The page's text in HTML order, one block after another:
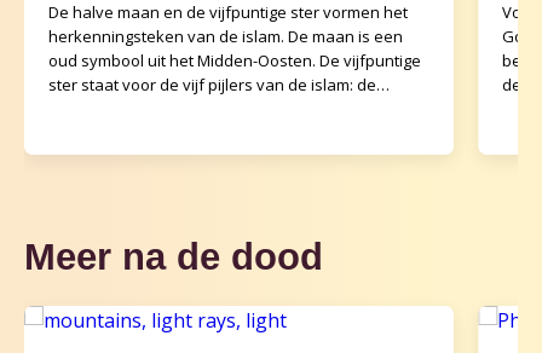
De halve maan en de vijfpuntige ster vormen het
herkenningsteken van de islam. De maan is een
oud symbool uit het Midden-Oosten. De vijfpuntige
ster staat voor de vijf pijlers van de islam: de
Voor
God
de
Meer na de dood